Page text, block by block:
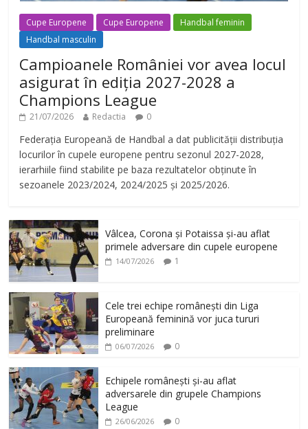
Cupe Europene Cupe Europene
Handbal feminin
Handbal masculin
Campioanele României vor avea locul
asigurat în ediția 2027-2028 a
Champions League
21/07/2026 Redactia 0
Federația Europeană de Handbal a dat publicității distribuția
locurilor în cupele europene pentru sezonul 2027-2028,
ierarhiile fiind stabilite pe baza rezultatelor obținute în
sezoanele 2023/2024, 2024/2025 și 2025/2026.
Vâlcea, Corona și Potaissa și-au aflat
primele adversare din cupele europene
14/07/2026 1
Cele trei echipe românești din Liga
Europeană feminină vor juca tururi
preliminare
06/07/2026 0
Echipele românești și-au aflat
adversarele din grupele Champions
League
26/06/2026 0